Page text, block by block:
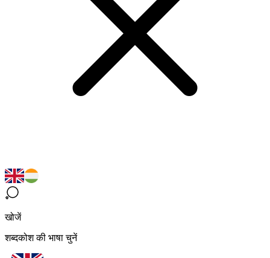
खोजें
शब्दकोश की भाषा चुनें